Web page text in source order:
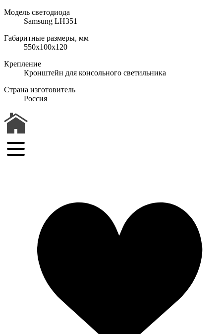
Модель светодиода
Samsung LH351
Габаритные размеры, мм
550х100х120
Крепление
Кронштейн для консольного светильника
Страна изготовитель
Россия